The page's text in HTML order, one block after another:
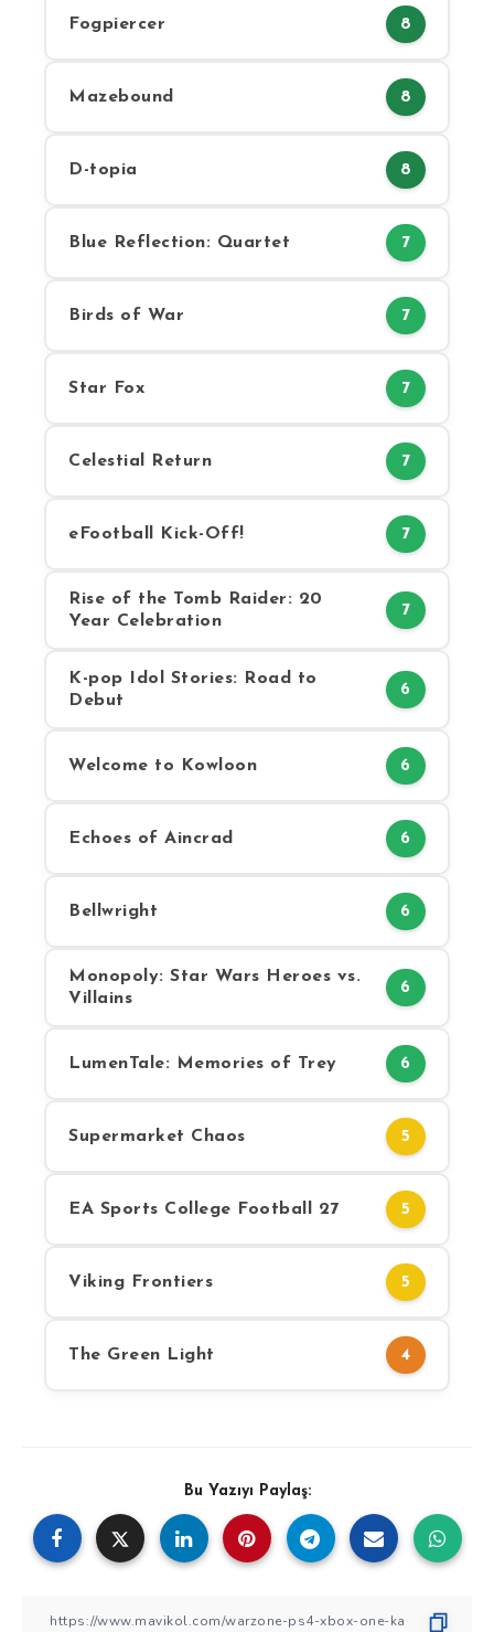
Fogpiercer 8
Mazebound 8
D-topia 8
Blue Reflection: Quartet 7
Birds of War 7
Star Fox 7
Celestial Return 7
eFootball Kick-Off! 7
Rise of the Tomb Raider: 20
Year Celebration
7
K-pop Idol Stories: Road to
Debut
6
Welcome to Kowloon 6
Echoes of Aincrad 6
Bellwright 6
Monopoly: Star Wars Heroes vs.
Villains
6
LumenTale: Memories of Trey 6
Supermarket Chaos 5
EA Sports College Football 27 5
Viking Frontiers 5
The Green Light 4
Bu Yazıyı Paylaş: